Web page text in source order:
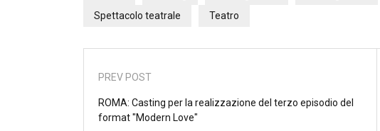
Spettacolo teatrale
Teatro
PREV POST
ROMA: Casting per la realizzazione del terzo episodio del
format "Modern Love"